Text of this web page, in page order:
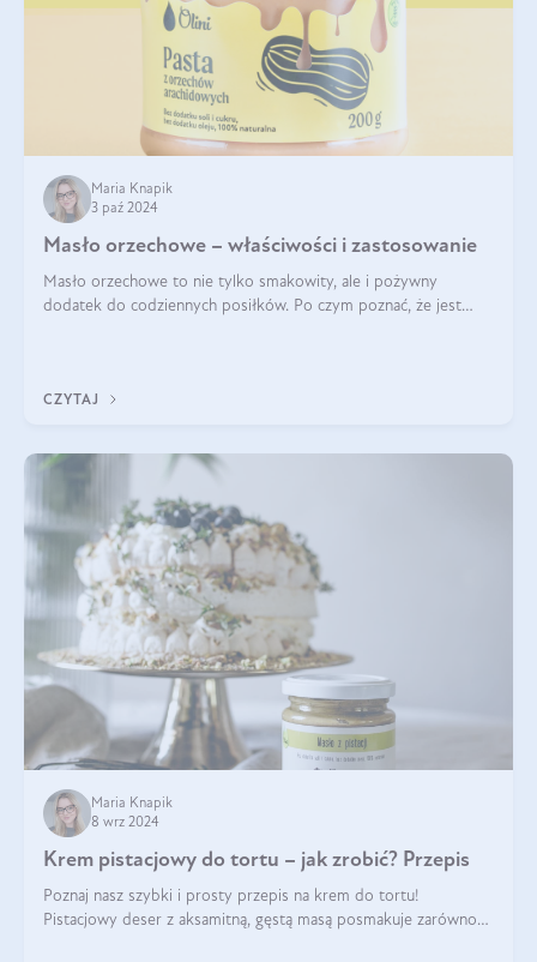
Maria Knapik
3 paź 2024
Masło orzechowe – właściwości i zastosowanie
Masło orzechowe to nie tylko smakowity, ale i pożywny
dodatek do codziennych posiłków. Po czym poznać, że jest
CZYTAJ
Maria Knapik
8 wrz 2024
Krem pistacjowy do tortu – jak zrobić? Przepis
Poznaj nasz szybki i prosty przepis na krem do tortu!
Pistacjowy deser z aksamitną, gęstą masą posmakuje zarówno